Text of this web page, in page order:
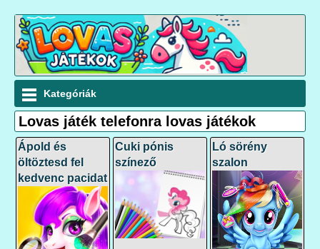
Kategóriák
Lovas játék telefonra lovas játékok
Ápold és
öltöztesd fel
kedvenc pacidat
Cuki pónis
színező
Ló sörény
szalon